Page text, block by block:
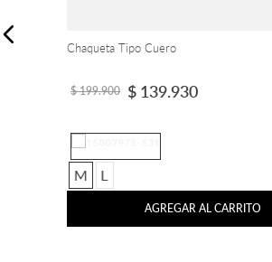
Chaqueta Tipo Cuero
$ 199.900 $ 139.930
M L
AGREGAR AL CARRITO